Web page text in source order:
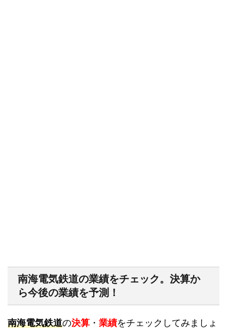
南海電気鉄道の業績をチェック。決算か
ら今後の業績を予測！
南海電気鉄道の決算 ・ 業績をチェックしてみましょ